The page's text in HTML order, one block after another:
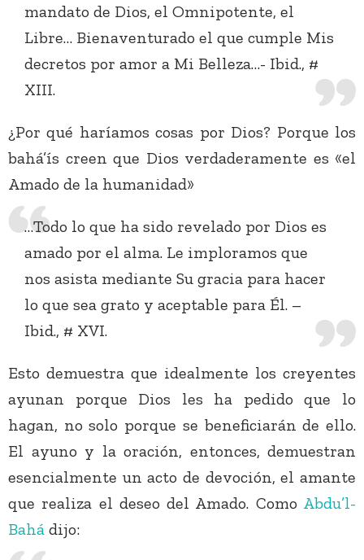
mandato de Dios, el Omnipotente, el
Libre… Bienaventurado el que cumple Mis
decretos por amor a Mi Belleza…- Ibid., #
XIII.
¿Por qué haríamos cosas por Dios? Porque los
bahá’ís creen que Dios verdaderamente es «el
Amado de la humanidad»
…Todo lo que ha sido revelado por Dios es
amado por el alma. Le imploramos que
nos asista mediante Su gracia para hacer
lo que sea grato y aceptable para Él. –
Ibid., # XVI.
Esto demuestra que idealmente los creyentes
ayunan porque Dios les ha pedido que lo
hagan, no solo porque se beneficiarán de ello.
El ayuno y la oración, entonces, demuestran
esencialmente un acto de devoción, el amante
que realiza el deseo del Amado. Como Abdu’l-
Bahá dijo: